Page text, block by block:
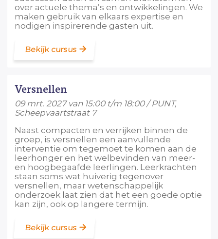
over actuele thema’s en ontwikkelingen. We
maken gebruik van elkaars expertise en
nodigen inspirerende gasten uit.
Bekijk cursus
Versnellen
09 mrt. 2027 van 15:00 t/m 18:00 / PUNT,
Scheepvaartstraat 7
Naast compacten en verrijken binnen de
groep, is versnellen een aanvullende
interventie om tegemoet te komen aan de
leerhonger en het welbevinden van meer-
en hoogbegaafde leerlingen. Leerkrachten
staan soms wat huiverig tegenover
versnellen, maar wetenschappelijk
onderzoek laat zien dat het een goede optie
kan zijn, ook op langere termijn.
Bekijk cursus